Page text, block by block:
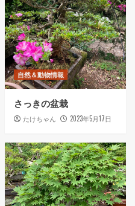
自然＆動物情報
さっきの盆栽
たけちゃん 2023年5月17日